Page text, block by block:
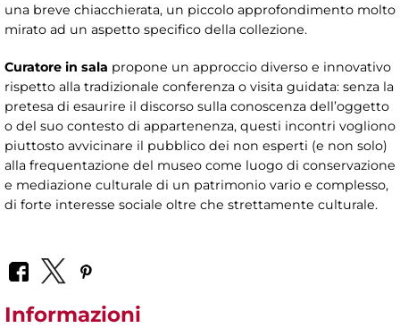
una breve chiacchierata, un piccolo approfondimento molto
mirato ad un aspetto specifico della collezione.
Curatore in sala propone un approccio diverso e innovativo
rispetto alla tradizionale conferenza o visita guidata: senza la
pretesa di esaurire il discorso sulla conoscenza dell’oggetto
o del suo contesto di appartenenza, questi incontri vogliono
piuttosto avvicinare il pubblico dei non esperti (e non solo)
alla frequentazione del museo come luogo di conservazione
e mediazione culturale di un patrimonio vario e complesso,
di forte interesse sociale oltre che strettamente culturale.
Informazioni